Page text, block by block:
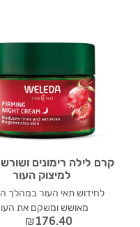
קרם לילה רימונים
למיצוק העור
לחידוש תאי העור במהלך
מאושש ומשקם את
₪176.40